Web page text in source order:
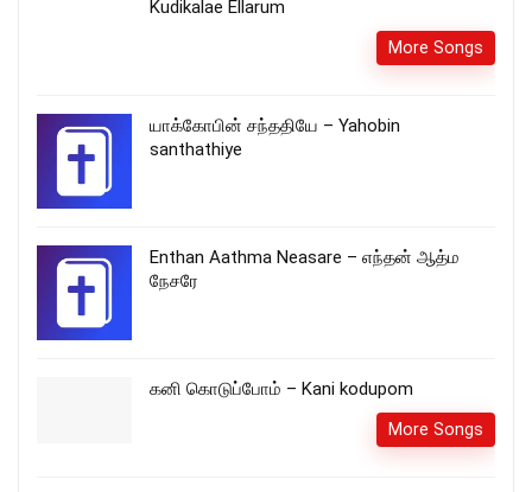
Kudikalae Ellarum
More Songs
யாக்கோபின் சந்ததியே – Yahobin
santhathiye
Enthan Aathma Neasare – எந்தன் ஆத்ம
நேசரே
கனி கொடுப்போம் – Kani kodupom
More Songs